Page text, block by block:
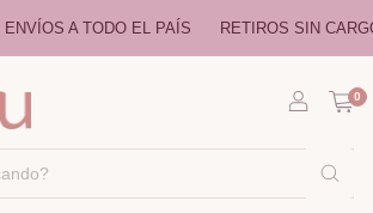
TODO EL PAÍS RETIROS SIN CARGO EN CABA
0